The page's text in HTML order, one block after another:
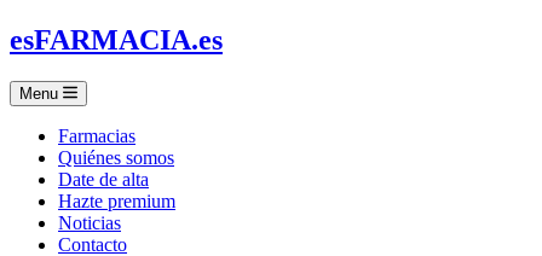
esFARMACIA.es
Menu
Farmacias
Quiénes somos
Date de alta
Hazte premium
Noticias
Contacto